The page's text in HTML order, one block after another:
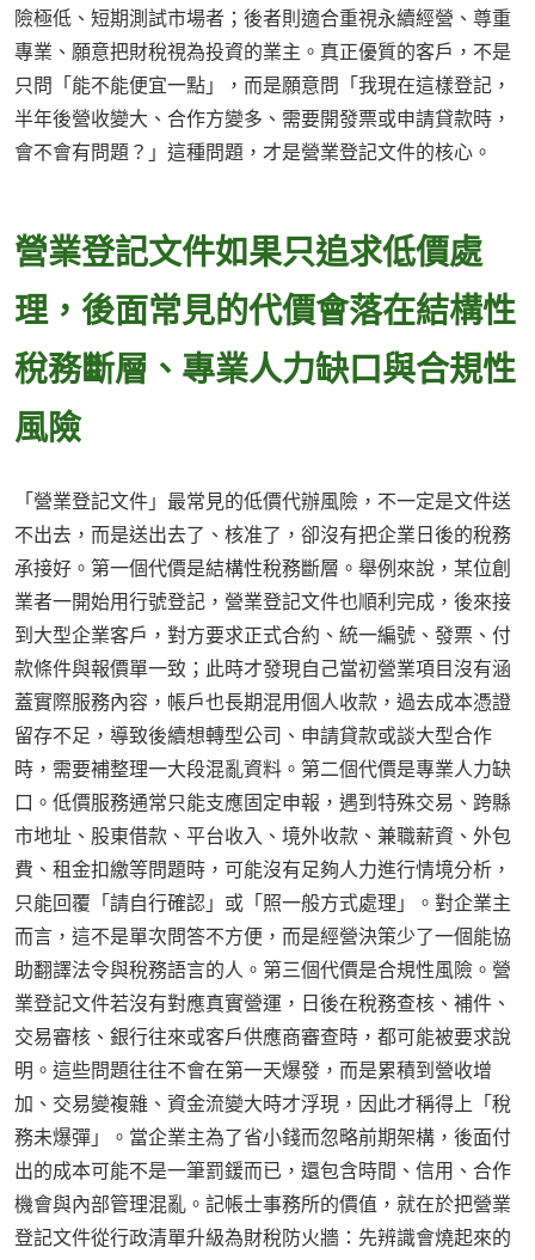
險極低、短期測試市場者；後者則適合重視永續經營、尊重
專業、願意把財稅視為投資的業主。真正優質的客戶，不是
只問「能不能便宜一點」，而是願意問「我現在這樣登記，
半年後營收變大、合作方變多、需要開發票或申請貸款時，
會不會有問題？」這種問題，才是營業登記文件的核心。
營業登記文件如果只追求低價處
理，後面常見的代價會落在結構性
稅務斷層、專業人力缺口與合規性
風險
「營業登記文件」最常見的低價代辦風險，不一定是文件送
不出去，而是送出去了、核准了，卻沒有把企業日後的稅務
承接好。第一個代價是結構性稅務斷層。舉例來說，某位創
業者一開始用行號登記，營業登記文件也順利完成，後來接
到大型企業客戶，對方要求正式合約、統一編號、發票、付
款條件與報價單一致；此時才發現自己當初營業項目沒有涵
蓋實際服務內容，帳戶也長期混用個人收款，過去成本憑證
留存不足，導致後續想轉型公司、申請貸款或談大型合作
時，需要補整理一大段混亂資料。第二個代價是專業人力缺
口。低價服務通常只能支應固定申報，遇到特殊交易、跨縣
市地址、股東借款、平台收入、境外收款、兼職薪資、外包
費、租金扣繳等問題時，可能沒有足夠人力進行情境分析，
只能回覆「請自行確認」或「照一般方式處理」。對企業主
而言，這不是單次問答不方便，而是經營決策少了一個能協
助翻譯法令與稅務語言的人。第三個代價是合規性風險。營
業登記文件若沒有對應真實營運，日後在稅務查核、補件、
交易審核、銀行往來或客戶供應商審查時，都可能被要求說
明。這些問題往往不會在第一天爆發，而是累積到營收增
加、交易變複雜、資金流變大時才浮現，因此才稱得上「稅
務未爆彈」。當企業主為了省小錢而忽略前期架構，後面付
出的成本可能不是一筆罰鍰而已，還包含時間、信用、合作
機會與內部管理混亂。記帳士事務所的價值，就在於把營業
登記文件從行政清單升級為財稅防火牆：先辨識會燒起來的